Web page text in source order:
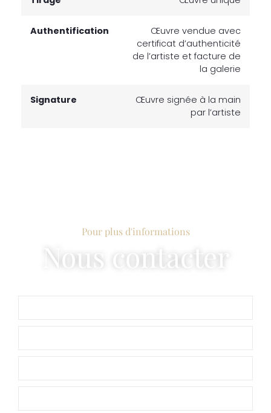
Authentification
Œuvre vendue avec
certificat d’authenticité
de l’artiste et facture de
la galerie
Signature
Œuvre signée à la main
par l’artiste
Pour plus d'informations
Nous contacter